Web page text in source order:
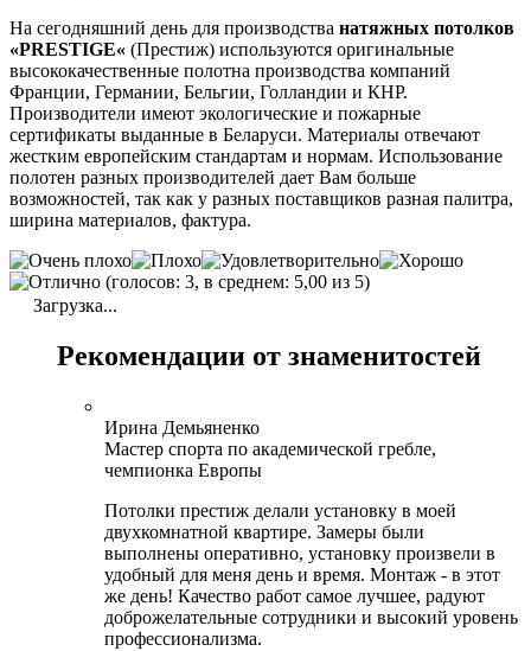
На сегодняшний день для производства натяжных потолков
«PRESTIGE« (Престиж) используются оригинальные
высококачественные полотна производства компаний
Франции, Германии, Бельгии, Голландии и КНР.
Производители имеют экологические и пожарные
сертификаты выданные в Беларуси. Материалы отвечают
жестким европейским стандартам и нормам. Использование
полотен разных производителей дает Вам больше
возможностей, так как у разных поставщиков разная палитра,
ширина материалов, фактура.
(голосов: 3, в среднем: 5,00 из 5)
Загрузка...
Рекомендации от знаменитостей
Ирина Демьяненко
Мастер спорта по академической гребле,
чемпионка Европы
Потолки престиж делали установку в моей
двухкомнатной квартире. Замеры были
выполнены оперативно, установку произвели в
удобный для меня день и время. Монтаж - в этот
же день! Качество работ самое лучшее, радуют
доброжелательные сотрудники и высокий уровень
профессионализма.